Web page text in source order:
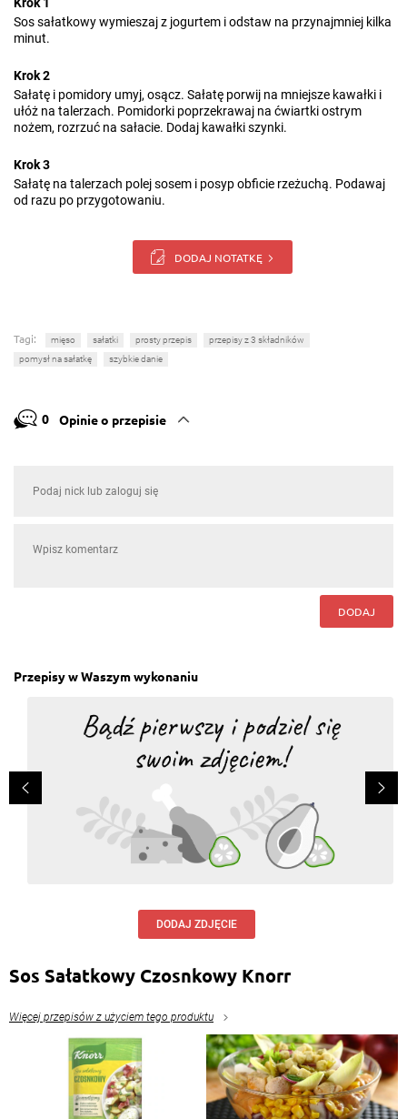
Sos sałatkowy wymieszaj z jogurtem i odstaw na przynajmniej kilka
minut.
Krok 2
Sałatę i pomidory umyj, osącz. Sałatę porwij na mniejsze kawałki i
ułóż na talerzach. Pomidorki poprzekrawaj na ćwiartki ostrym
nożem, rozrzuć na sałacie. Dodaj kawałki szynki.
Krok 3
Sałatę na talerzach polej sosem i posyp obficie rzeżuchą. Podawaj
od razu po przygotowaniu.
DODAJ NOTATKĘ
Tagi: mięso sałatki prosty przepis
przepisy z 3 składników
pomysł na sałatkę
szybkie danie
0 Opinie o przepisie
DODAJ
Przepisy w Waszym wykonaniu
DODAJ ZDJĘCIE
Sos Sałatkowy Czosnkowy Knorr
Więcej przepisów z użyciem tego produktu